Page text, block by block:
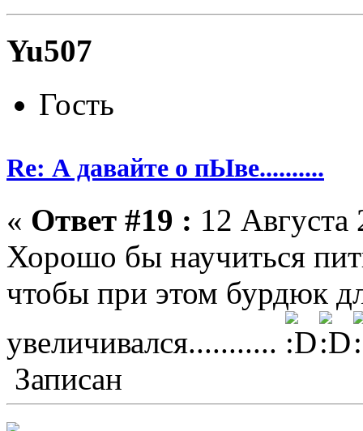
Yu507
Гость
Re: А давайте о пЫве..........
« Ответ #19 : 12
Хорошо бы научиться
чтобы при этом бурдюк
увеличивался...........
Записан